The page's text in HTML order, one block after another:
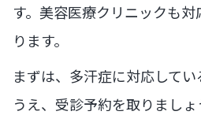
す。美容医療クリニックも
ります。
まずは、多汗症に対応して
うえ、受診予約を取りましょ